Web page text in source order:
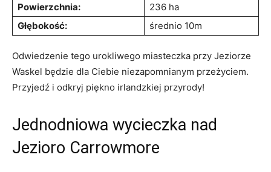
Powierzchnia:
236 ha
Głębokość:
średnio 10m
Odwiedzenie tego urokliwego miasteczka przy Jeziorze
Waskel będzie ⁢dla Ciebie niezapomnianym przeżyciem.
Przyjedź i odkryj ‍piękno irlandzkiej przyrody!
Jednodniowa wycieczka nad
Jezioro Carrowmore